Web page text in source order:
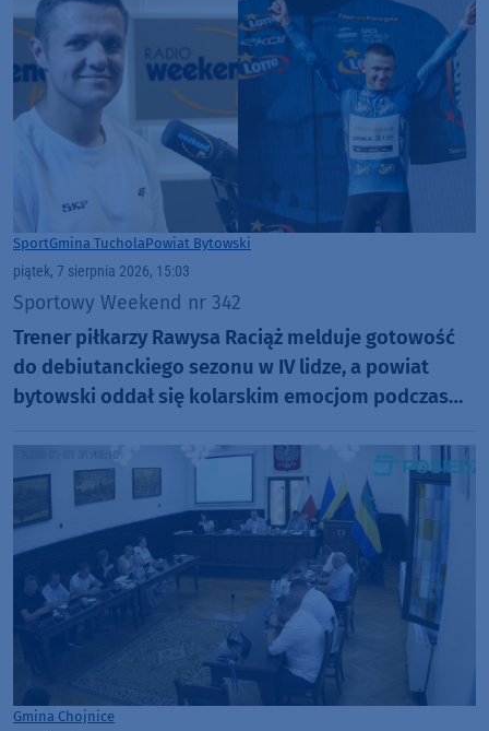
SportGmina TucholaPowiat Bytowski
piątek, 7 sierpnia 2026, 15:03
Sportowy Weekend nr 342
Trener piłkarzy Rawysa Raciąż melduje gotowość
do debiutanckiego sezonu w IV lidze, a powiat
bytowski oddał się kolarskim emocjom podczas
Gmina Chojnice